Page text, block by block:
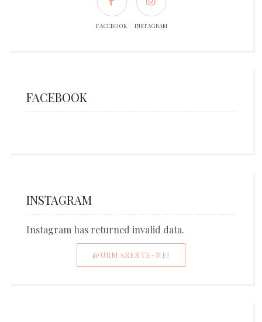
FACEBOOK INSTAGRAM
FACEBOOK
INSTAGRAM
Instagram has returned invalid data.
@URMARESTE-NE!